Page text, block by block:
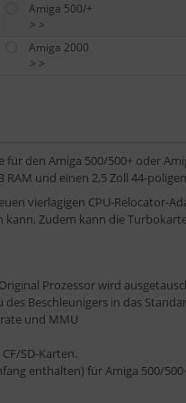
Amiga 500/+
> >
Amiga 2000
> >
für den Amiga 500/500+ oder
und einen 2,5 Zoll 44-
vierlagigen CPU-Relocator-
Zudem kann die
Prozessor wird
Beschleunigers in das
und MMU
SD-Karten.
enthalten) für Amiga 500/